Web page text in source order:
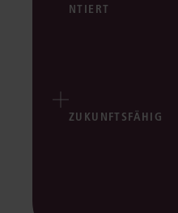
NTIERT
ZUKUNFTSFÄHIG